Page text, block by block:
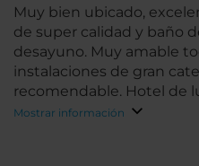
Muy bien ubicado,
de super calidad y baño de lujo.
desayuno. Muy amable todo el personal. Las
instalaciones de gran categoría.
recomendable. Hotel
Mostrar información